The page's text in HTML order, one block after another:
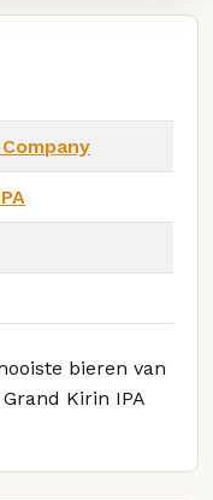
bieren van
Kirin IPA